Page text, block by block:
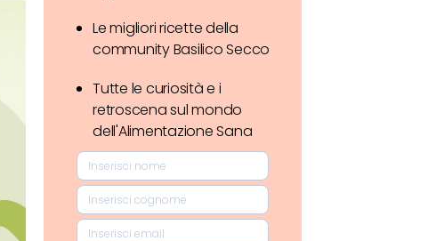
Le migliori ricette della
community Basilico Secco
Tutte le curiosità e i
retroscena sul mondo
dell'Alimentazione Sana